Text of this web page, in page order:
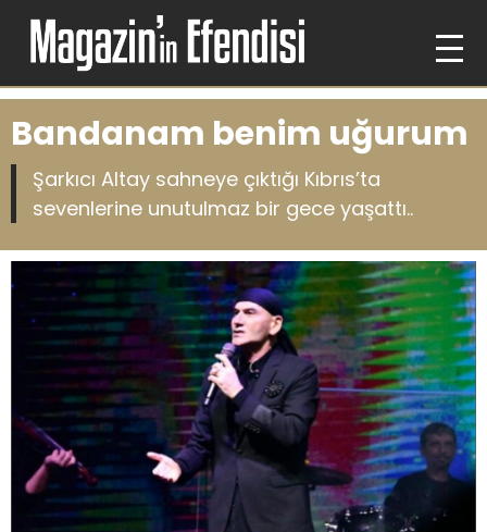
Bandanam benim uğurum
Şarkıcı Altay sahneye çıktığı Kıbrıs’ta
sevenlerine unutulmaz bir gece yaşattı..